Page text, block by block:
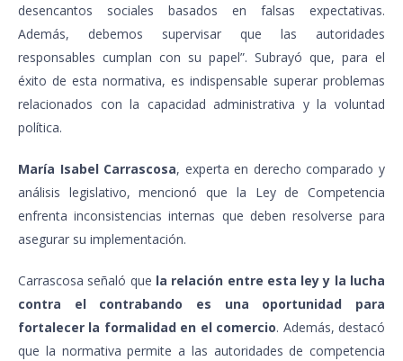
desencantos sociales basados en falsas expectativas.
Además, debemos supervisar que las autoridades
responsables cumplan con su papel”. Subrayó que, para el
éxito de esta normativa, es indispensable superar problemas
relacionados con la capacidad administrativa y la voluntad
política.
María Isabel Carrascosa, experta en derecho comparado y
análisis legislativo, mencionó que la Ley de Competencia
enfrenta inconsistencias internas que deben resolverse para
asegurar su implementación.
Carrascosa señaló que la relación entre esta ley y la lucha
contra el contrabando es una oportunidad para
fortalecer la formalidad en el comercio. Además, destacó
que la normativa permite a las autoridades de competencia